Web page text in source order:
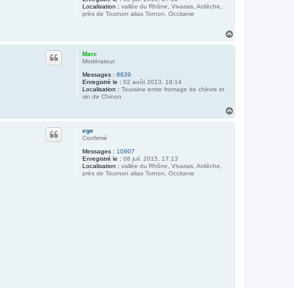
Localisation : vallée du Rhône, Vivarais, Ardèche,
près de Tournon alias Tornon, Occitanie
Marc
Modérateur
Messages : 8839
Enregistré le : 02 août 2013, 18:14
Localisation : Touraine entre fromage de chèvre et
vin de Chinon
ege
Confirmé
Messages : 10907
Enregistré le : 08 juil. 2015, 17:13
Localisation : vallée du Rhône, Vivarais, Ardèche,
près de Tournon alias Tornon, Occitanie